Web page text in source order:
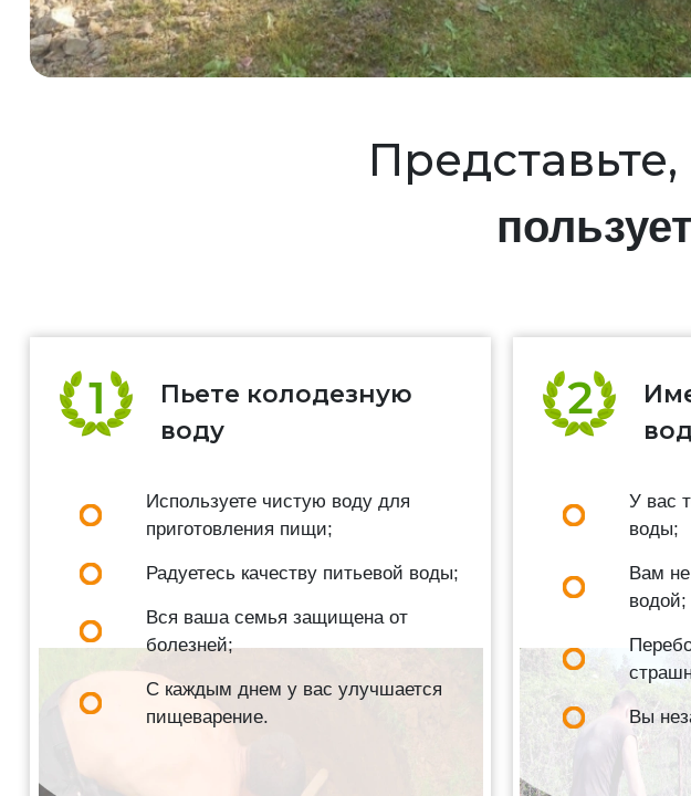
Пьете колодезную
воду
Используете чистую воду для
приготовления пищи;
Радуетесь качеству питьевой воды;
Вся ваша семья защищена от
болезней;
С каждым днем у вас улучшается
пищеварение.
У вас
воды;
Вам
водой;
Вы